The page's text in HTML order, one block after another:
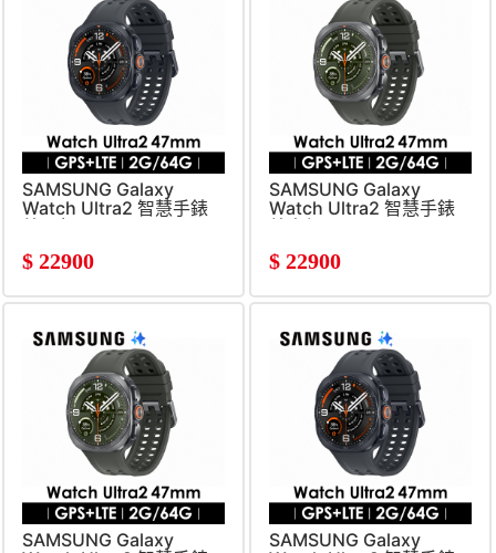
SAMSUNG Galaxy
Watch Ultra2 智慧手錶
$ 22900
SAMSUNG Galaxy
Watch Ultra2 智慧手錶
$ 22900
SAMSUNG Galaxy
SAMSUNG Galaxy